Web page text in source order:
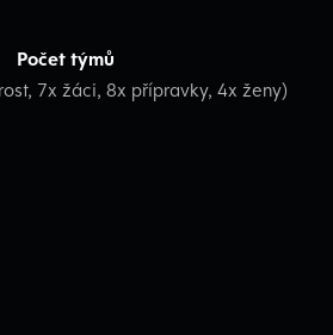
Počet týmů
7x žáci, 8x přípravky, 4x ženy)